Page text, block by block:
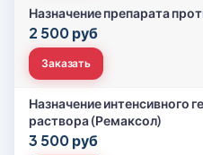
Назначение препарата
2 500 руб
Заказать
Назначение интенсивного
раствора (Ремаксол)
3 500 руб